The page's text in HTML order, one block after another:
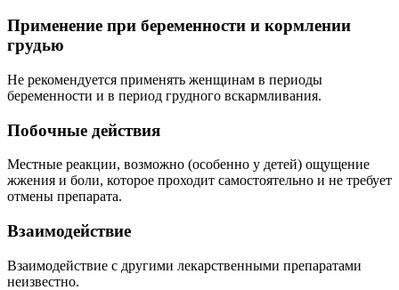
Применение при беременности и кормлении
грудью
Не рекомендуется применять женщинам в периоды
беременности и в период грудного вскармливания.
Побочные действия
Местные реакции, возможно (особенно у детей) ощущение
жжения и боли, которое проходит самостоятельно и не требует
отмены препарата.
Взаимодействие
Взаимодействие с другими лекарственными препаратами
неизвестно.